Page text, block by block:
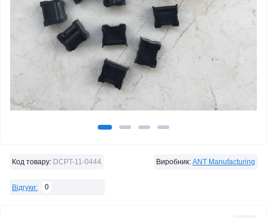
Код товару: DCPT-11-0444 Виробник: ANT Manufacturing
Відгуки: 0